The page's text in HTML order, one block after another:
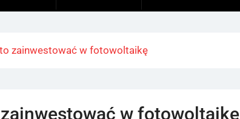
zainwestować w fotowoltaikę
w fotowoltaikę